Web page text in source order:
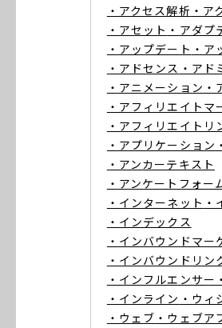
・アクセス解析 ・ア
・アセット ・アダプ
・アップデート ・ア
・アドセンス ・アド
・アニメーション ・
・アフィリエイトマ
・アフィリエイトリ
・アプリケーション
・アンカーテキスト
・アンケートフォー
・インターネット ・
・インデックス
・インバウンドマー
・インバウンドリン
・インフルエンサー
・インライン ・ウィ
・ウェブ ・ウェブア